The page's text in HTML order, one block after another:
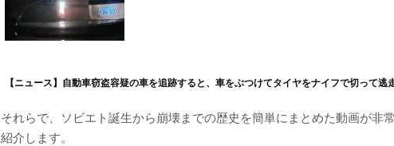
【ニュース】自動車窃盗容疑の車を追跡すると、車をぶつけてタイヤをナイフで切って逃走
それらで、ソビエト誕生から崩壊までの歴史を簡単にまとめた動画が非
紹介します。